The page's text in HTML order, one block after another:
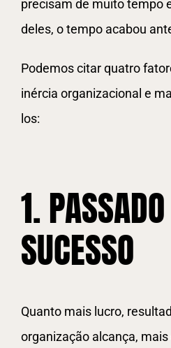
precisam de muito tempo
deles, o tempo acabou
Podemos citar quatro
inércia organizacional e
los:
1.
SUCESSO
Quanto mais lucro,
organização alcança,